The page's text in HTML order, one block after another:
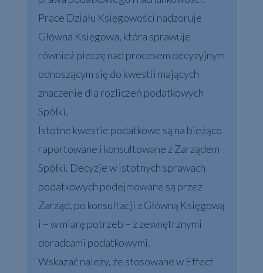
Prace Działu Księgowości nadzoruje
Główna Księgowa, która sprawuje
również pieczę nad procesem decyzyjnym
odnoszącym się do kwestii mających
znaczenie dla rozliczeń podatkowych
Spółki.
Istotne kwestie podatkowe są na bieżąco
raportowane i konsultowane z Zarządem
Spółki. Decyzje w istotnych sprawach
podatkowych podejmowane są przez
Zarząd, po konsultacji z Główną Księgową
i – w miarę potrzeb – z zewnętrznymi
doradcami podatkowymi.
Wskazać należy, że stosowane w Effect